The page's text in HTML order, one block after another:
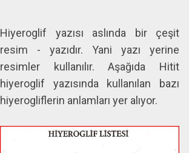
Hiyeroglif yazısı aslında bir çeşit
resim - yazıdır. Yani yazı yerine
resimler kullanılır.Aşağıda Hitit
hiyeroglif yazısında kullanılan bazı
hiyerogliflerin anlamları yer alıyor.